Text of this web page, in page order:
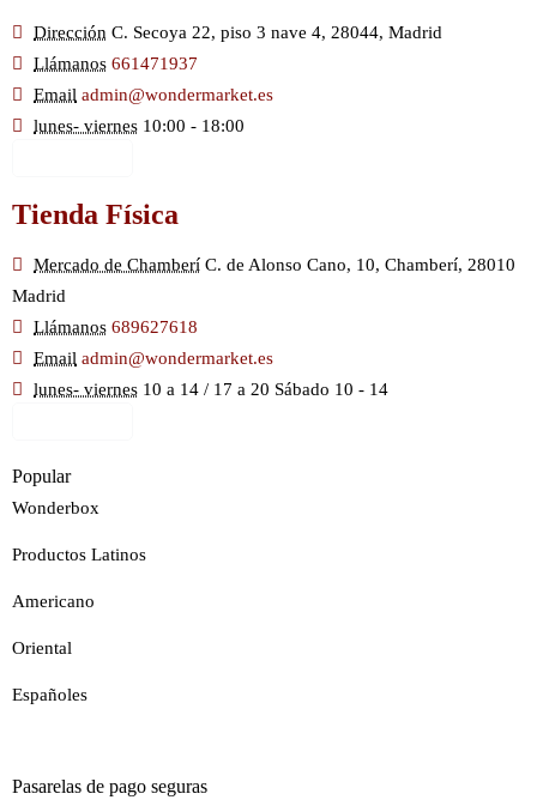
Dirección C. Secoya 22, piso 3 nave 4, 28044, Madrid
Llámanos 661471937
Email admin@wondermarket.es
lunes- viernes 10:00 - 18:00
Tienda Física
Mercado de Chamberí C. de Alonso Cano, 10, Chamberí, 28010
Madrid
Llámanos 689627618
Email admin@wondermarket.es
lunes- viernes 10 a 14 / 17 a 20 Sábado 10 - 14
Popular
Wonderbox
Productos Latinos
Americano
Oriental
Españoles
Pasarelas de pago seguras